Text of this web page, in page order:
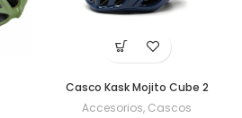
Casco Kask Mojito Cube 2
Accesorios, Cascos